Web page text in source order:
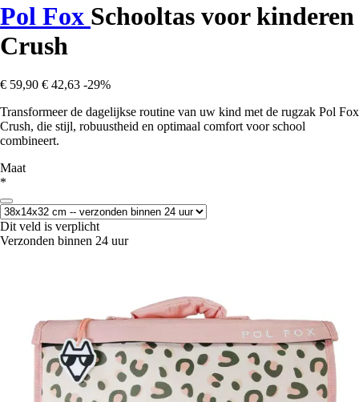
Pol Fox Schooltas voor kinderen
Crush
€ 59,90 € 42,63 -29%
Transformeer de dagelijkse routine van uw kind met de rugzak Pol Fox
Crush, die stijl, robuustheid en optimaal comfort voor school
combineert.
Maat
*
Dit veld is verplicht
Verzonden binnen 24 uur